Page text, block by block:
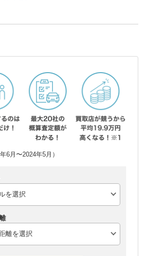
6月〜2024年5月）